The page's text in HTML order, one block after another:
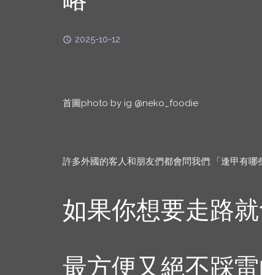
2025-10-12
首圖photo by ig @neko_foodie
許多外國的客人和朋友們都會問我們:「逢甲有哪
如果你想要走路
最方便又絕不踩